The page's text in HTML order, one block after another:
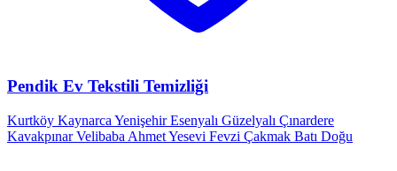
Pendik Ev Tekstili Temizliği
Kurtköy Kaynarca YenişehirEsenyalı Güzelyalı Çınardere
KavakpınarVelibaba Ahmet Yesevi Fevzi Çakmak Batı Doğu